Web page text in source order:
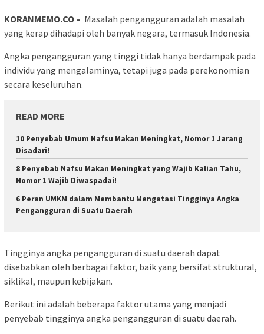
KORANMEMO.CO – Masalah pengangguran adalah masalah
yang kerap dihadapi oleh banyak negara, termasuk Indonesia.
Angka pengangguran yang tinggi tidak hanya berdampak pada
individu yang mengalaminya, tetapi juga pada perekonomian
secara keseluruhan.
READ MORE
10 Penyebab Umum Nafsu Makan Meningkat, Nomor 1 Jarang
Disadari!
8 Penyebab Nafsu Makan Meningkat yang Wajib Kalian Tahu,
Nomor 1 Wajib Diwaspadai!
6 Peran UMKM dalam Membantu Mengatasi Tingginya Angka
Pengangguran di Suatu Daerah
Tingginya angka pengangguran di suatu daerah dapat
disebabkan oleh berbagai faktor, baik yang bersifat struktural,
siklikal, maupun kebijakan.
Berikut ini adalah beberapa faktor utama yang menjadi
penyebab tingginya angka pengangguran di suatu daerah.